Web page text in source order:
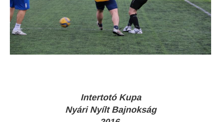
Intertotó Kupa
Nyári Nyílt Bajnokság